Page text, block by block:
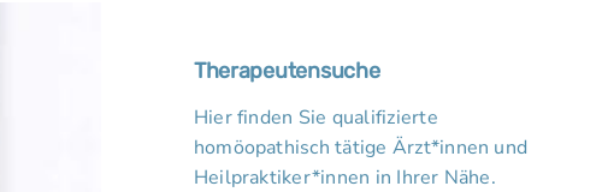
Therapeutensuche
Hier finden Sie qualifizierte
homöopathisch tätige Ärzt*innen und
Heilpraktiker*innen in Ihrer Nähe.